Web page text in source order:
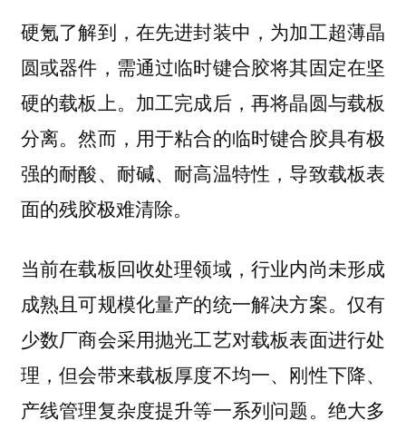
硬氪了解到，在先进封装中，为加工超薄晶
圆或器件，需通过临时键合胶将其固定在坚
硬的载板上。加工完成后，再将晶圆与载板
分离。然而，用于粘合的临时键合胶具有极
强的耐酸、耐碱、耐高温特性，导致载板表
面的残胶极难清除。
当前在载板回收处理领域，行业内尚未形成
成熟且可规模化量产的统一解决方案。仅有
少数厂商会采用抛光工艺对载板表面进行处
理，但会带来载板厚度不均一、刚性下降、
产线管理复杂度提升等一系列问题。绝大多